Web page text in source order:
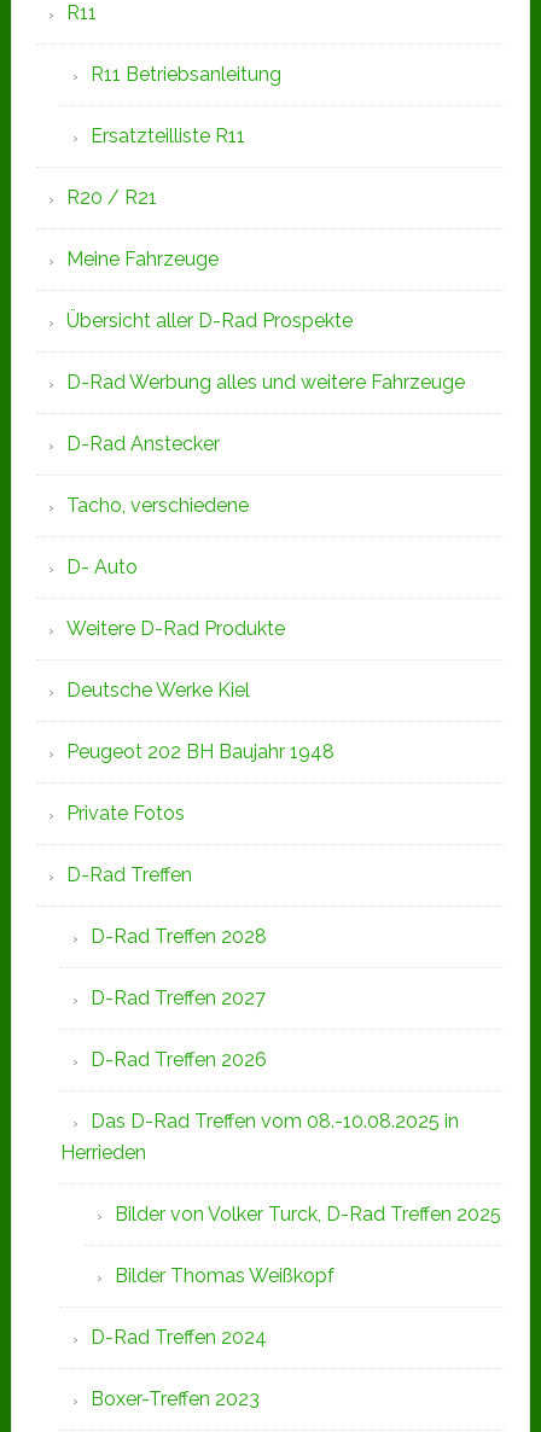
R11
R11 Betriebsanleitung
Ersatzteilliste R11
R20 / R21
Meine Fahrzeuge
Übersicht aller D-Rad Prospekte
D-Rad Werbung alles und weitere Fahrzeuge
D-Rad Anstecker
Tacho, verschiedene
D- Auto
Weitere D-Rad Produkte
Deutsche Werke Kiel
Peugeot 202 BH Baujahr 1948
Private Fotos
D-Rad Treffen
D-Rad Treffen 2028
D-Rad Treffen 2027
D-Rad Treffen 2026
Das D-Rad Treffen vom 08.-10.08.2025 in
Herrieden
Bilder von Volker Turck, D-Rad Treffen 2025
Bilder Thomas Weißkopf
D-Rad Treffen 2024
Boxer-Treffen 2023